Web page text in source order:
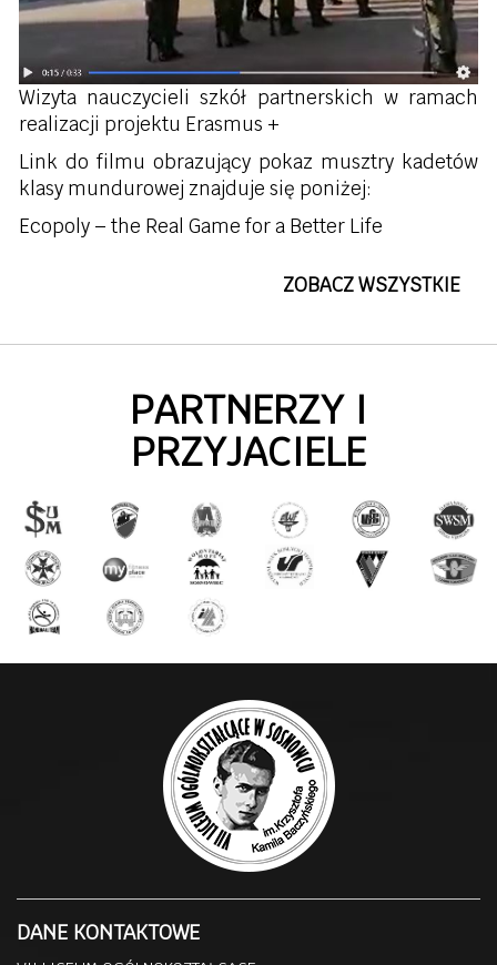
Wizyta nauczycieli szkół partnerskich w ramach
realizacji projektu Erasmus +
Link do filmu obrazujący pokaz musztry kadetów
klasy mundurowej znajduje się poniżej:
Ecopoly – the Real Game for a Better Life
ZOBACZ WSZYSTKIE
PARTNERZY I
PRZYJACIELE
DANE KONTAKTOWE